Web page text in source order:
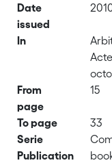
Date
issued
In
From
page
15
To page
33
Serie
Publication